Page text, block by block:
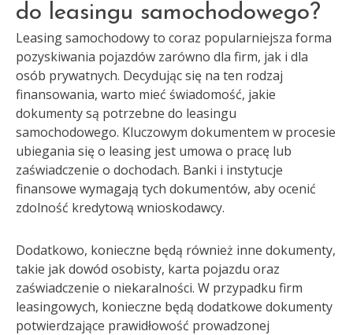
do leasingu samochodowego?
Leasing samochodowy to coraz popularniejsza forma
pozyskiwania pojazdów zarówno dla firm, jak i dla
osób prywatnych. Decydując się na ten rodzaj
finansowania, warto mieć świadomość, jakie
dokumenty są potrzebne do leasingu
samochodowego. Kluczowym dokumentem w procesie
ubiegania się o leasing jest umowa o pracę lub
zaświadczenie o dochodach. Banki i instytucje
finansowe wymagają tych dokumentów, aby ocenić
zdolność kredytową wnioskodawcy.
Dodatkowo, konieczne będą również inne dokumenty,
takie jak dowód osobisty, karta pojazdu oraz
zaświadczenie o niekaralności. W przypadku firm
leasingowych, konieczne będą dodatkowe dokumenty
potwierdzające prawidłowość prowadzonej